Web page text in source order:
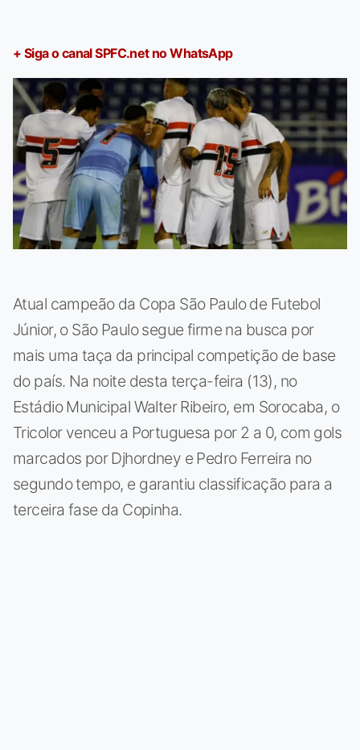
+ Siga o canal SPFC.net no WhatsApp
Atual campeão da Copa São Paulo de Futebol
Júnior, o São Paulo segue firme na busca por
mais uma taça da principal competição de base
do país. Na noite desta terça-feira (13), no
Estádio Municipal Walter Ribeiro, em Sorocaba, o
Tricolor venceu a Portuguesa por 2 a 0, com gols
marcados por Djhordney e Pedro Ferreira no
segundo tempo, e garantiu classificação para a
terceira fase da Copinha.